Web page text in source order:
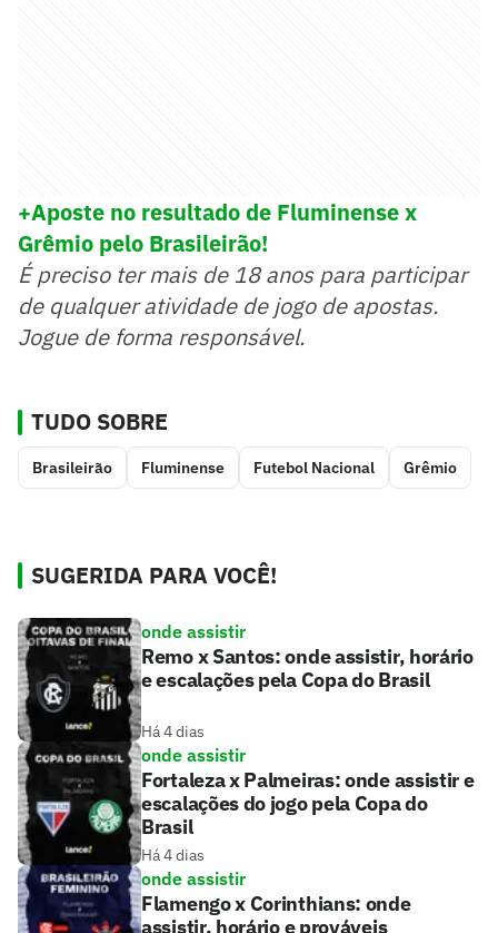
+Aposte no resultado de Fluminense x
Grêmio pelo Brasileirão!
É preciso ter mais de 18 anos para participar
de qualquer atividade de jogo de apostas.
Jogue de forma responsável.
TUDO SOBRE
Brasileirão Fluminense Futebol Nacional Grêmio
SUGERIDA PARA VOCÊ!
onde assistir
Remo x Santos: onde assistir, horário
e escalações pela Copa do Brasil
Há 4 dias
onde assistir
Fortaleza x Palmeiras: onde assistir e
escalações do jogo pela Copa do
Brasil
Há 4 dias
onde assistir
Flamengo x Corinthians: onde
assistir, horário e prováveis